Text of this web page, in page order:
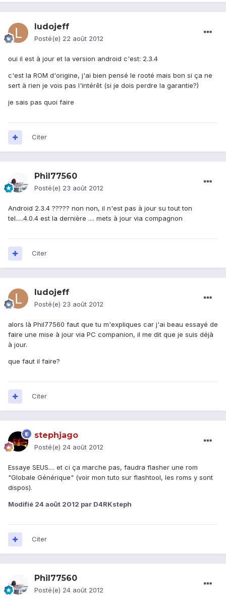
ludojeff
Posté(e) 22 août 2012
oui il est à jour et la version android c'est: 2.3.4
c'est la ROM d'origine, j'ai bien pensé le rooté mais bon si ça ne
sert à rien je vois pas l'intérêt (si je dois perdre la garantie?)
je sais pas quoi faire
Citer
Phil77560
Posté(e) 23 août 2012
Android 2.3.4 ????? non non, il n'est pas à jour su tout ton
tel.....4.0.4 est la dernière .... mets à jour via compagnon
Citer
ludojeff
Posté(e) 23 août 2012
alors là Phil77560 faut que tu m'expliques car j'ai beau essayé de
faire une mise à jour via PC companion, il me dit que je suis déjà
à jour.
que faut il faire?
Citer
stephjago
Posté(e) 24 août 2012
Essaye SEUS.... et ci ça marche pas, faudra flasher une rom
"Globale Générique" (voir mon tuto sur flashtool, les roms y sont
dispos).
Modifié 24 août 2012 par D4RKsteph
Citer
Phil77560
Posté(e) 24 août 2012